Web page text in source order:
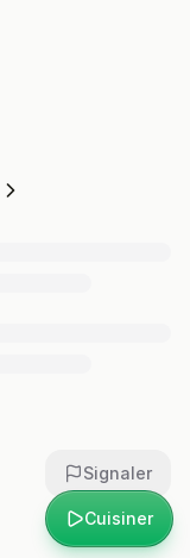
Cuisiner
Signaler